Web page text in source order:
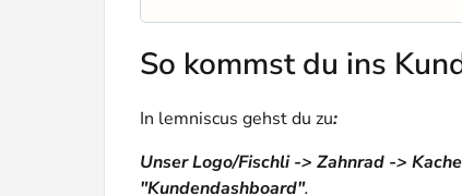
So kommst du ins
In lemniscus gehst du zu:
Unser Logo/Fischli -> Zahnrad ->
"Kundendashboard".